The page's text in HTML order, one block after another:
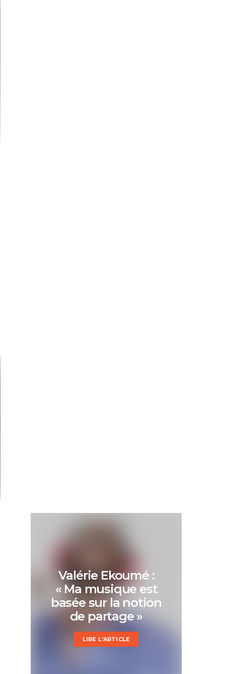
Valérie Ekoumé :
« Ma musique est
basée sur la notion
de partage »
LIRE L'ARTICLE